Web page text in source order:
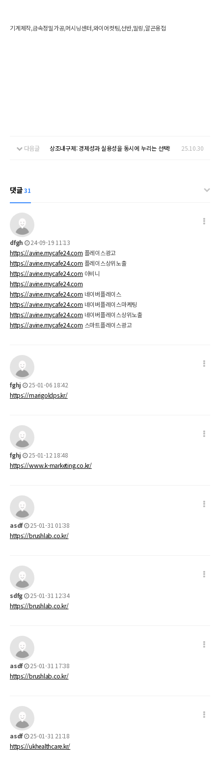
기계제작,금속정밀가공,머시닝센터,와이어컷팅,선반,밀링,알곤용접
다음글 상조내구제: 경제성과 실용성을 동시에 누리는 선택! 25.10.30
댓글31
dfgh
24-09-19 11:13
https://avine.mycafe24.com 플레이스광고
https://avine.mycafe24.com 플레이스상위노출
https://avine.mycafe24.com 아비니
https://avine.mycafe24.com
https://avine.mycafe24.com 네이버플레이스
https://avine.mycafe24.com 네이버플레이스마케팅
https://avine.mycafe24.com 네이버플레이스상위노출
https://avine.mycafe24.com 스마트플레이스광고
fghj
25-01-06 18:42
https://marigoldps.kr/
fghj
25-01-12 18:48
https://www.k-marketing.co.kr/
asdf
25-01-31 01:38
https://brushlab.co.kr/
sdfg
25-01-31 12:34
https://brushlab.co.kr/
asdf
25-01-31 17:38
https://brushlab.co.kr/
asdf
25-01-31 21:18
https://ukhealthcare.kr/